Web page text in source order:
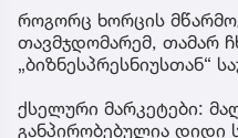
როგორც ხორცის
თავმჯდომარემ, თამარ
„ბიზნესპრესნიუსთან“
ქსელური მარკეტები:
განპირობებულია დიდი